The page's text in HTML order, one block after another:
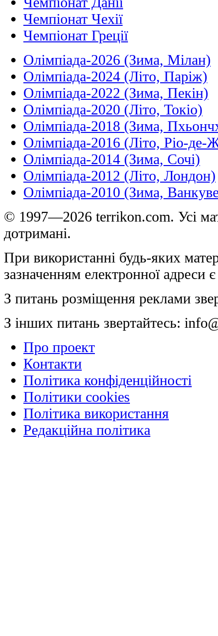
Чемпіонат Чехії
Чемпіонат Греції
Олімпіада-2026 (Зима, Мілан)
Олімпіада-2024 (Літо, Паріж)
Олімпіада-2022 (Зима, Пекін)
Олімпіада-2020 (Літо, Токіо)
Олімпіада-2018 (Зима,
Олімпіада-2016 (Літо, Ріо-де-
Олімпіада-2014 (Зима, Сочі)
Олімпіада-2012 (Літо, Лондон)
Олімпіада-2010 (Зима,
© 1997—2026 terrikon.com. Усі
дотримані.
При використанні будь-яких
зазначенням електронної адреси
З питань розміщення реклами
З інших питань звертайтесь:
Про проект
Контакти
Політика конфіденційності
Політики cookies
Політика використання
Редакційна політика